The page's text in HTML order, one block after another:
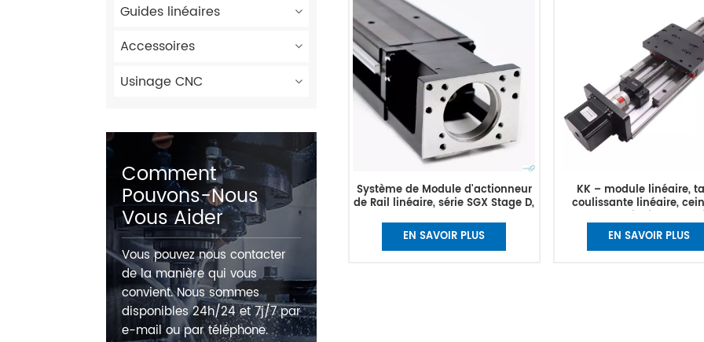
Guides linéaires
Accessoires
Usinage CNC
Comment
Pouvons-Nous
Vous Aider
Vous pouvez nous contacter
de la manière qui vous
convient. Nous sommes
disponibles 24h/24 et 7j/7 par
e-mail ou par téléphone.
Système de Module d'actionneur
de Rail linéaire, série SGX Stage D,
SFU1204-100mm avec moteur pas
à pas 57 ou 42
EN SAVOIR PLUS
KK – module linéaire,
coulissante linéaire,
multi-axes à axe
EN SAVOIR PLUS